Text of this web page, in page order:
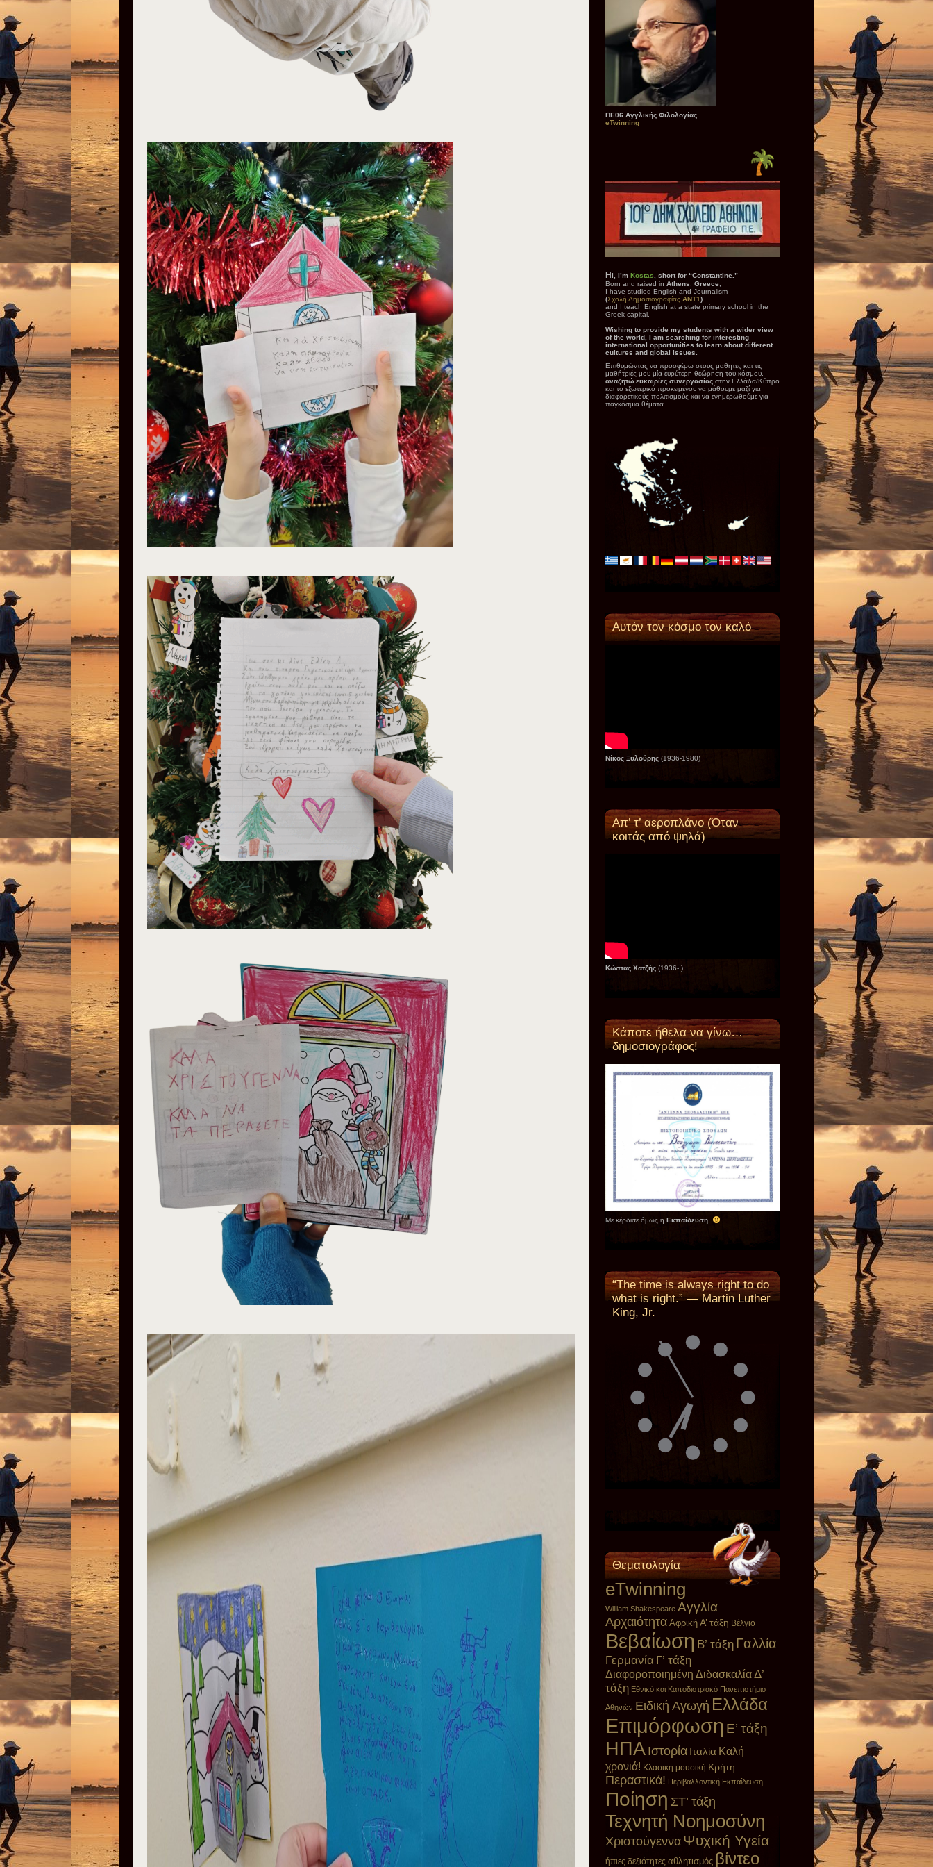
ΠΕ06 Αγγλικής Φιλολογίας
eTwinning
H i, I’m Kostas , short for “Constantine.”
Born and raised in Athens Greece
I have studied English and Journalism
(Σχολή Δημοσιογραφίας ANT1)
and I teach English at a state primary school in the
Greek capital.
Wishing to provide my students with a wider view
of the world, I am searching for interesting
international opportunities to learn about different
cultures and global issues.
Επιθυμώντας να προσφέρω στους μαθητές και τις
μαθήτριές μου μία ευρύτερη θεώρηση του κόσμου,
αναζητώ ευκαιρίες συνεργασίας στην Ελλάδα/Κύπρο
και το εξωτερικό προκειμένου να μάθουμε μαζί για
διαφορετικούς πολιτισμούς και να ενημερωθούμε για
παγκόσμια θέματα.
Αυτόν τον κόσμο τον καλό
Νίκος Ξυλούρης (1936-1980)
Απ’ τ’ αεροπλάνο (Όταν
κοιτάς από ψηλά)
Κώστας Χατζής (1936- )
Κάποτε ήθελα να γίνω…
δημοσιογράφος!
Με κέρδισε όμως η Εκπαίδευση
“The time is always right to do
what is right.” — Martin Luther
King, Jr.
Θεματολογία
eTwinning
William Shakespeare Αγγλία
Αρχαιότητα Αφρική Α’ τάξη Βέλγιο
Βεβαίωση Β’ τάξη Γαλλία
Γερμανία Γ’ τάξη
Διαφοροποιημένη ΔιδασκαλίαΔ’
τάξη Εθνικό και Καποδιστριακό Πανεπιστήμιο
Αθηνών Ειδική Αγωγή Ελλάδα
Επιμόρφωση Ε’ τάξη
ΗΠΑ Ιστορία Ιταλία Καλή
χρονιά! Κλασική μουσική Κρήτη
Περαστικά! Περιβαλλοντική Εκπαίδευση
Ποίηση ΣΤ’ τάξη
Τεχνητή Νοημοσύνη
Χριστούγεννα Ψυχική Υγεία
ήπιες δεξιότητες αθλητισμός βίντεο